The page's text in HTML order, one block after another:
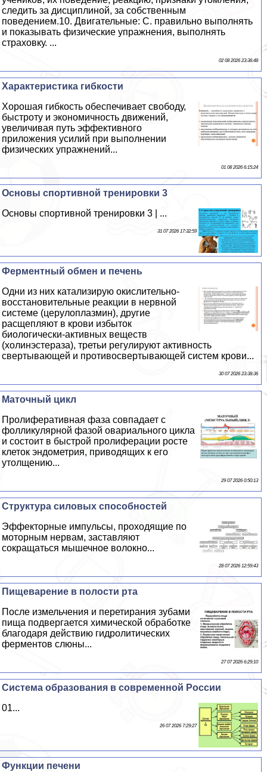
следить за дисциплиной, за собственным
поведением.10. Двигательные: С. правильно выполнять
и показывать физические упражнения, выполнять
страховку. ...
02 08 2026 23:36:48
Хаpaктеристика гибкости
Хорошая гибкость обеспечивает свободу,
быстроту и экономичность движений,
увеличивая путь эффективного
приложения усилий при выполнении
физических упражнений...
01 08 2026 6:15:24
Основы спортивной тренировки 3
Основы спортивной тренировки 3 | ...
31 07 2026 17:32:59
Ферментный обмен и печень
Одни из них катализирую окислительно-
восстановительные реакции в нервной
системе (церулоплазмин), другие
расщепляют в крови избыток
биологически-активных веществ
(холинэстераза), третьи регулируют активность
свертывающей и противосвертывающей систем крови...
30 07 2026 23:38:36
Маточный цикл
Пролиферативная фаза совпадает с
фолликулярной фазой овариального цикла
и состоит в быстрой пролиферации росте
клеток эндометрия, приводящих к его
утолщению...
29 07 2026 0:50:13
Структура силовых способностей
Эффекторные импульсы, проходящие по
моторным нервам, заставляют
сокращаться мышечное волокно...
28 07 2026 12:59:43
Пищеварение в полости рта
После измельчения и перетирания зубами
пища подвергается химической обработке
благодаря действию гидролитических
ферментов слюны...
27 07 2026 6:29:10
Система образования в современной России
01...
26 07 2026 7:29:27
Функции печени